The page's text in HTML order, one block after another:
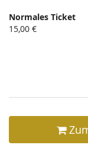
Normales Ticket
15,00 €